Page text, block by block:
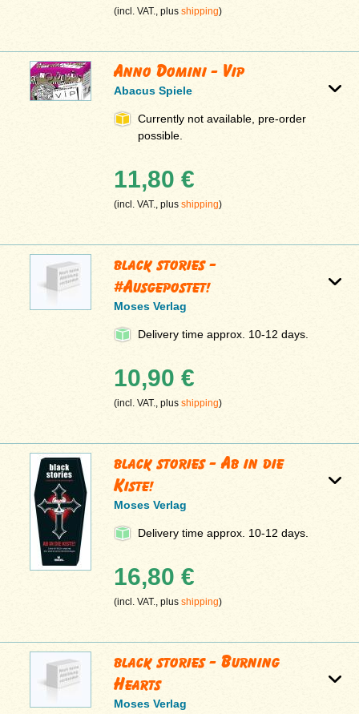
(incl. VAT., plusshipping)
Anno Domini - Vip
Abacus Spiele
Currently not available, pre-order
possible.
11,80 €
(incl. VAT., plusshipping)
black stories -
#Ausgepostet!
Moses Verlag
Delivery time approx. 10-12 days.
10,90 €
(incl. VAT., plusshipping)
black stories - Ab in die
Kiste!
Moses Verlag
Delivery time approx. 10-12 days.
16,80 €
(incl. VAT., plusshipping)
black stories - Burning
Hearts
Moses Verlag